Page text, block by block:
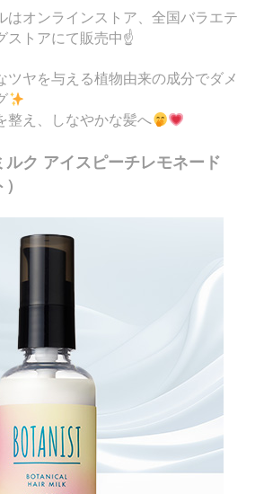
はオンラインストア、全国バラエテ
ストアにて販売中☝️
ツヤを与える植物由来の成分でダメ
整え、しなやかな髪へ
ルク アイスピーチレモネード